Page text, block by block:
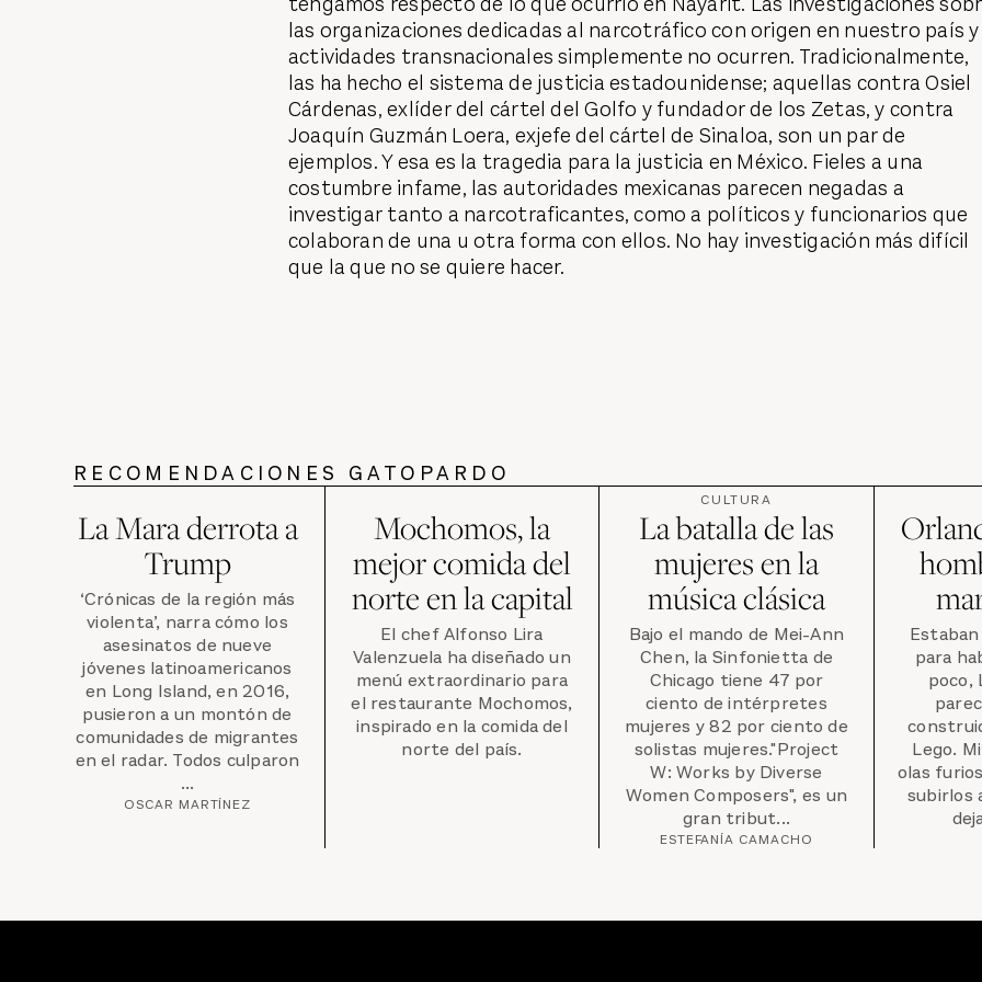
las organizaciones dedicadas al narcotráfico con origen en nuestro país y
actividades transnacionales simplemente no ocurren. Tradicionalmente,
las ha hecho el sistema de justicia estadounidense; aquellas contra Osiel
Cárdenas, exlíder del cártel del Golfo y fundador de los Zetas, y contra
Joaquín Guzmán Loera, exjefe del cártel de Sinaloa, son un par de
ejemplos. Y esa es la tragedia para la justicia en México. Fieles a una
costumbre infame, las autoridades mexicanas parecen negadas a
investigar tanto a narcotraficantes, como a políticos y funcionarios que
colaboran de una u otra forma con ellos. No hay investigación más difícil
que la que no se quiere hacer.
RECOMENDACIONES GATOPARDO
La Mara derrota a
Trump
‘Crónicas de la región más
violenta’, narra cómo los
asesinatos de nueve
jóvenes latinoamericanos
en Long Island, en 2016,
pusieron a un montón de
comunidades de migrantes
en el radar. Todos culparon
...
OSCAR MARTÍNEZ
Mochomos, la
mejor comida del
norte en la capital
El chef Alfonso Lira
Valenzuela ha diseñado un
menú extraordinario para
el restaurante Mochomos,
inspirado en la comida del
norte del país.
CULTURA
La batalla de las
mujeres en la
música clásica
Bajo el mando de Mei-Ann
Chen, la Sinfonietta de
Chicago tiene 47 por
ciento de intérpretes
mujeres y 82 por ciento de
solistas mujeres."Project
W: Works by Diverse
Women Composers", es un
gran tribut...
ESTEFANÍA CAMACHO
para
poco,
Lego.
olas
subirlos